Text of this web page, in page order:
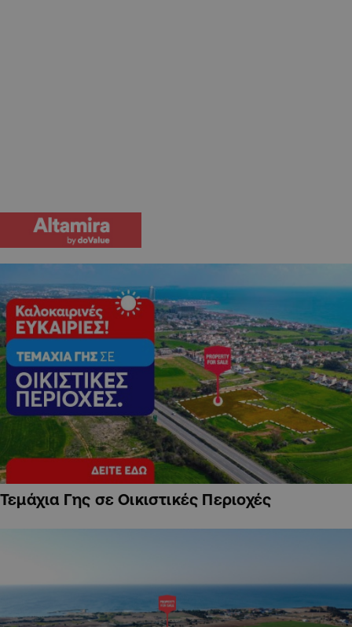
Τεμάχια Γης σε Οικιστικές Περιοχές